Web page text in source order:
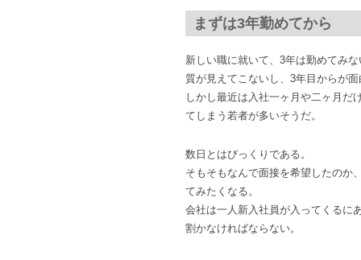
まずは3年勤めてから
新しい職に就いて、3年は勤めてみ
質が見えてこないし、3年目からが
しかし最近は入社一ヶ月や二ヶ月だ
てしまう若者が多いそうだ。
数日とはびっくりである。
そもそもなんで面接を希望したのか
てみたくなる。
会社は一人新入社員が入ってくるに
割かなければならない。